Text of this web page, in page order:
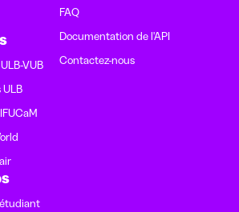
VUB
FAQ
Documentation de l'API
Contactez-nous